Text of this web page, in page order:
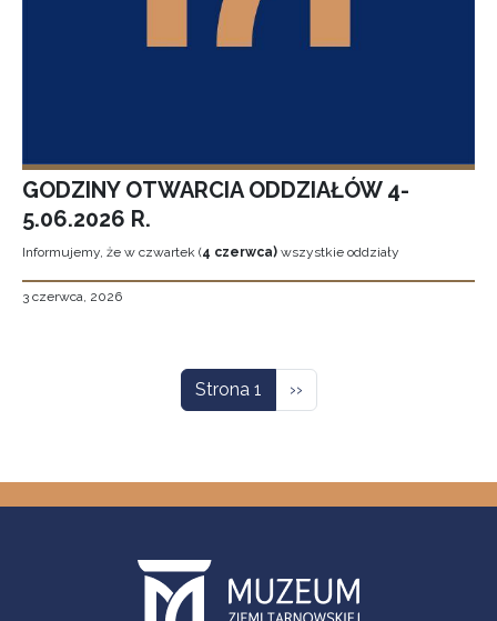
GODZINY OTWARCIA ODDZIAŁÓW 4-
5.06.2026 R.
Informujemy, że w czwartek (4 czerwca) wszystkie oddziały
3 czerwca, 2026
Strona 1 Następna strona
››